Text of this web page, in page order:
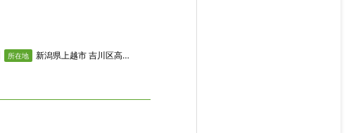
所在地
新潟県上越市 吉川区高沢入り489